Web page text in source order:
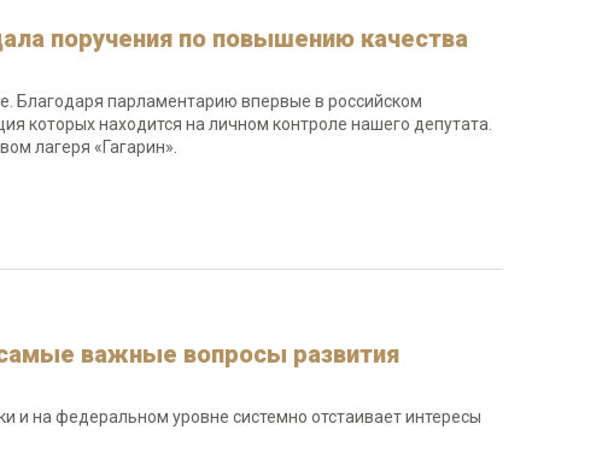
поручения по повышению качества
Благодаря парламентарию впервые в российском
которых находится на личном контроле нашего депутата.
лагеря «Гагарин».
важные вопросы развития
и на федеральном уровне системно отстаивает интересы